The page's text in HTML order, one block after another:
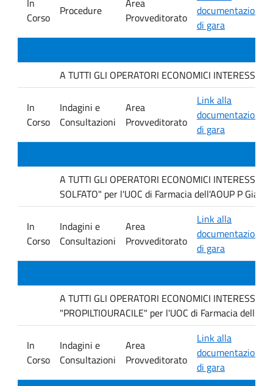
Corso
Procedure
Provveditorato
documentazione
di gara
A TUTTI GLI OPERATORI ECONOMICI
In
Corso
Indagini e
Consultazioni
Area
Provveditorato
Link alla
documentazione
di gara
A TUTTI GLI OPERATORI ECONOMICI
SOLFATO" per l'UOC di Farmacia dell'AOUP P
In
Corso
Indagini e
Consultazioni
Area
Provveditorato
Link alla
documentazione
di gara
A TUTTI GLI OPERATORI ECONOMICI
"PROPILTIOURACILE" per l'UOC di Farmacia
In
Corso
Indagini e
Consultazioni
Area
Provveditorato
Link alla
documentazione
di gara